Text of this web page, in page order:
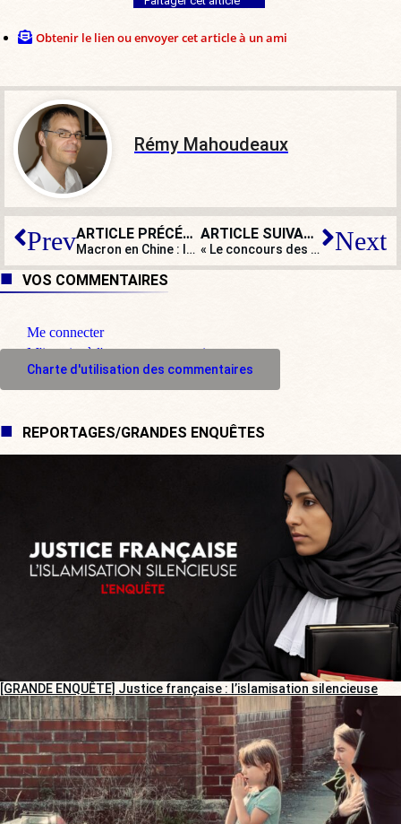
Obtenir le lien ou envoyer cet article à un ami
Rémy Mahoudeaux
Prev ARTICLE PRÉCÉDENT
Macron en Chine : le retour des fondamentaux du Quai d’Orsay ?
ARTICLE SUIVANT
« Le concours des pires ronds-points permet de dénoncer le gaspillage scandaleux de l’argent public ! » Next
VOS COMMENTAIRES
Me connecter
M'inscrire à l'espace commentaire
Charte d'utilisation des commentaires
REPORTAGES/GRANDES ENQUÊTES
[GRANDE ENQUÊTE] Justice française : l’islamisation silencieuse